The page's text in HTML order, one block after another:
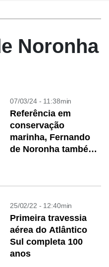
Noronha
07/03/24 - 11:38min
Referência em
conservação
marinha, Fernando
de Noronha também
25/02/22 - 12:40min
Primeira travessia
aérea do Atlântico
Sul completa 100
anos